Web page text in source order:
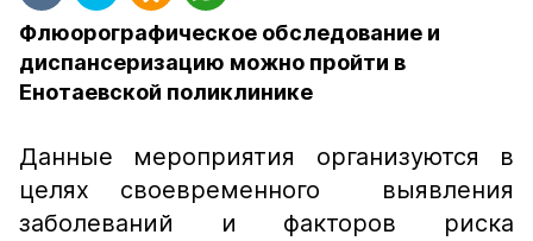
Флюорографическое обследование и
диспансеризацию можно пройти в
Енотаевской поликлинике
Данные мероприятия организуются в
целях своевременного выявления
заболеваний и факторов риска